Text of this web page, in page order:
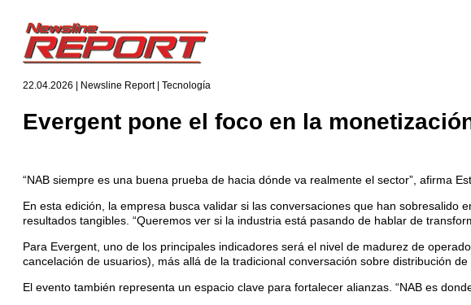
22.04.2026 | Newsline Report | Tecnología
Evergent pone el foco en la
“NAB siempre es una buena prueba de hacia dónde va realmente el sector”, afirma
En esta edición, la empresa busca validar si las conversaciones que han
resultados tangibles. “Queremos ver si la industria está pasando de hablar de
Para Evergent, uno de los principales indicadores será el nivel de madurez de
cancelación de usuarios), más allá de la tradicional conversación sobre distribución de
El evento también representa un espacio clave para fortalecer alianzas. “NAB es